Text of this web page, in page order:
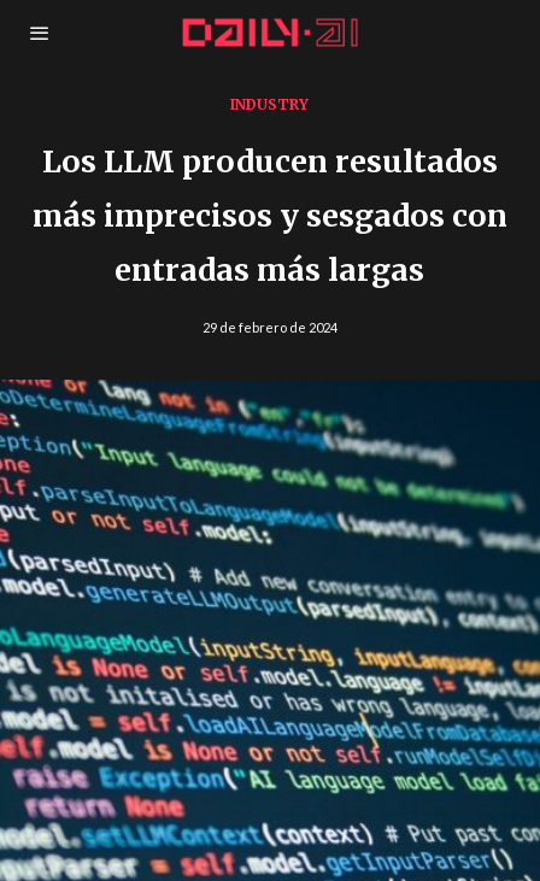
INDUSTRY
Los LLM producen resultados
más imprecisos y sesgados con
entradas más largas
29 de febrero de 2024